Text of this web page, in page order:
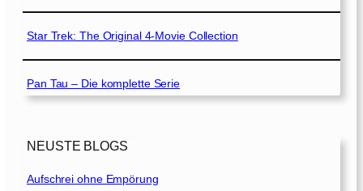
Star Trek: The Original 4-Movie Collection
Pan Tau – Die komplette Serie
NEUSTE BLOGS
Aufschrei ohne Empörung